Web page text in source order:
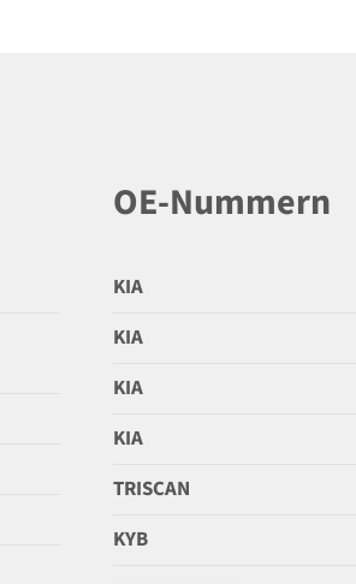
OE-Nummern
KIA
KIA
KIA
KIA
TRISCAN
KYB